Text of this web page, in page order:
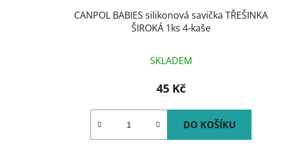
CANPOL BABIES silikonová savička TŘEŠINKA
ŠIROKÁ 1ks 4-kaše
SKLADEM
45 Kč
DO KOŠÍKU